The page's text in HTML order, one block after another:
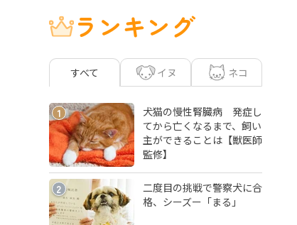
ランキング
すべて イヌ ネコ
1
犬猫の慢性腎臓病 発症し
てから亡くなるまで、飼い
主ができることは【獣医師
監修】
2
二度目の挑戦で警察犬に合
格、シーズー「まる」